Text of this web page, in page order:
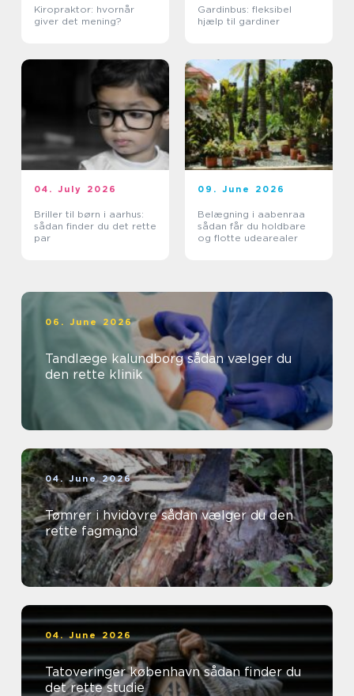
Kiropraktor: hvornår
giver det mening?
Gardinbus: fleksibel
hjælp til gardiner
04. July 2026
Briller til børn i aarhus:
sådan finder du det rette
par
09. June 2026
Belægning i aabenraa
sådan får du holdbare
og flotte udearealer
06. June 2026
Tandlæge kalundborg sådan vælger du
den rette klinik
04. June 2026
Tømrer i hvidovre sådan vælger du den
rette fagmand
04. June 2026
Tatoveringer københavn sådan finder du
det rette studie